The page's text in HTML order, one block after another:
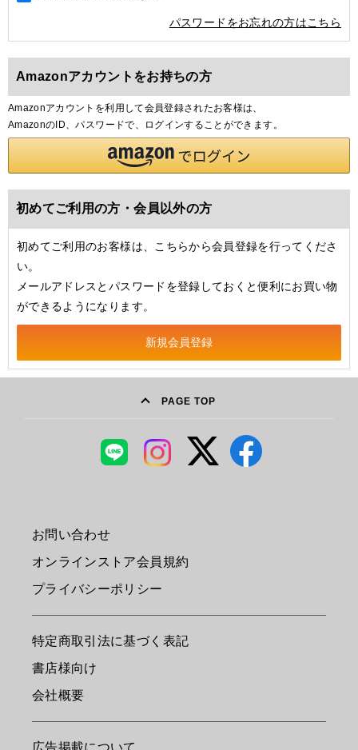
パスワードをお忘れの方はこちら
Amazonアカウントをお持ちの方
Amazonアカウントを利用して会員登録されたお客様は、
AmazonのID、パスワードで、ログインすることができます。
初めてご利用の方・会員以外の方
初めてご利用のお客様は、こちらから会員登録を行ってくださ
い。
メールアドレスとパスワードを登録しておくと便利にお買い物
ができるようになります。
PAGE TOP
お問い合わせ
オンラインストア会員規約
プライバシーポリシー
特定商取引法に基づく表記
書店様向け
会社概要
広告掲載について